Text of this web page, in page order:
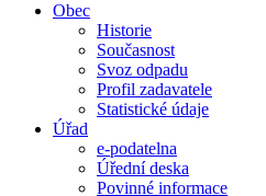
Obec
Historie
Současnost
Svoz odpadu
Profil zadavatele
Statistické údaje
Úřad
e-podatelna
Úřední deska
Povinné informace